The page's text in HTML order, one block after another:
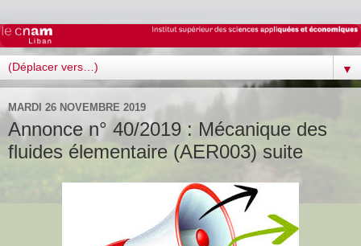
▼
MARDI 26 NOVEMBRE 2019
Annonce n° 40/2019 : Mécanique des
fluides élementaire (AER003) suite